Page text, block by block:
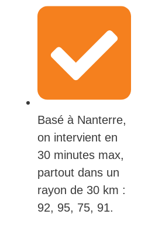
Basé à Nanterre,
on intervient en
30 minutes max,
partout dans un
rayon de 30 km :
92, 95, 75, 91.